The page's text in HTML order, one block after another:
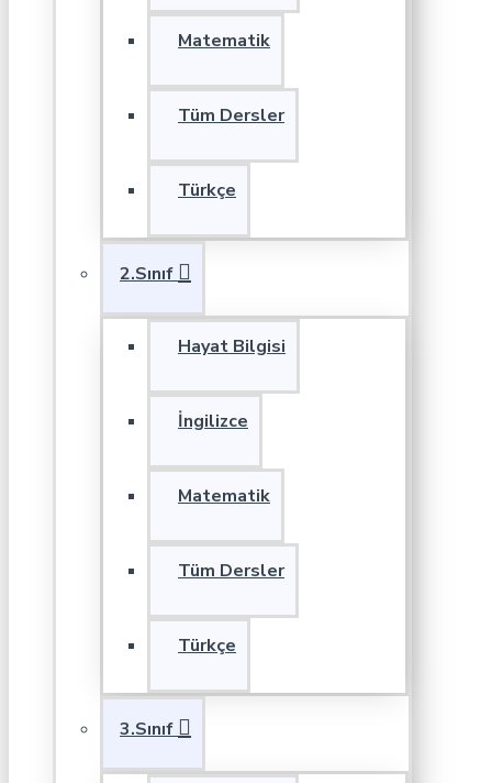
Matematik
Tüm Dersler
Türkçe
2.Sınıf
Hayat Bilgisi
İngilizce
Matematik
Tüm Dersler
Türkçe
3.Sınıf